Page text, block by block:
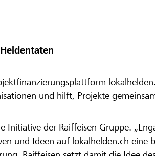
und hilft, Projekte
Initiative der Raiffeisen Gruppe.
und Ideen auf lokalhelden.ch